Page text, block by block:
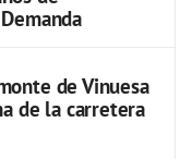
de Vinuesa
de la carretera